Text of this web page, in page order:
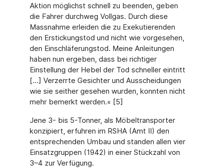
Aktion möglichst schnell zu beenden, geben
die Fahrer durchweg Vollgas. Durch diese
Massnahme erleiden die zu Exekutierenden
den Erstickungstod und nicht wie vorgesehen,
den Einschläferungstod. Meine Anleitungen
haben nun ergeben, dass bei richtiger
Einstellung der Hebel der Tod schneller eintritt
[…] Verzerrte Gesichter und Ausscheidungen
wie sie seither gesehen wurden, konnten nicht
mehr bemerkt werden.« [5]
Jene 3- bis 5-Tonner, als Möbeltransporter
konzipiert, erfuhren im RSHA (Amt II) den
entsprechenden Umbau und standen allen vier
Einsatzgruppen (1942) in einer Stückzahl von
3–4 zur Verfügung.